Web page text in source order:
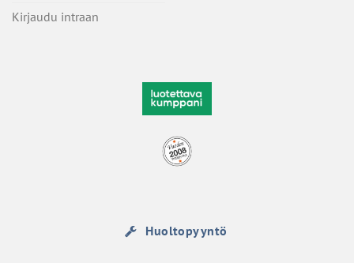
Kirjaudu intraan
Huoltopyyntö